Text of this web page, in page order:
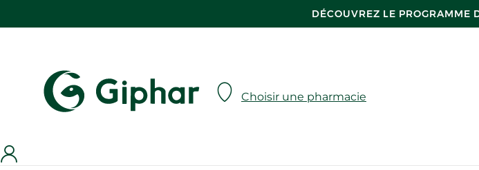
DÉCOUVREZ LE PROGRAMME
Choisir une pharmacie